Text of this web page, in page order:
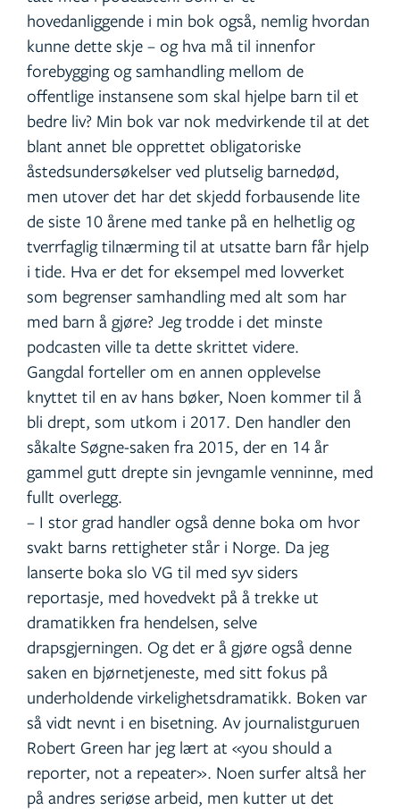
hovedanliggende i min bok også, nemlig hvordan
kunne dette skje – og hva må til innenfor
forebygging og samhandling mellom de
offentlige instansene som skal hjelpe barn til et
bedre liv? Min bok var nok medvirkende til at det
blant annet ble opprettet obligatoriske
åstedsundersøkelser ved plutselig barnedød,
men utover det har det skjedd forbausende lite
de siste 10 årene med tanke på en helhetlig og
tverrfaglig tilnærming til at utsatte barn får hjelp
i tide. Hva er det for eksempel med lovverket
som begrenser samhandling med alt som har
med barn å gjøre? Jeg trodde i det minste
podcasten ville ta dette skrittet videre.
Gangdal forteller om en annen opplevelse
knyttet til en av hans bøker, Noen kommer til å
bli drept, som utkom i 2017. Den handler den
såkalte Søgne-saken fra 2015, der en 14 år
gammel gutt drepte sin jevngamle venninne, med
fullt overlegg.
– I stor grad handler også denne boka om hvor
svakt barns rettigheter står i Norge. Da jeg
lanserte boka slo VG til med syv siders
reportasje, med hovedvekt på å trekke ut
dramatikken fra hendelsen, selve
drapsgjerningen. Og det er å gjøre også denne
saken en bjørnetjeneste, med sitt fokus på
underholdende virkelighetsdramatikk. Boken var
så vidt nevnt i en bisetning. Av journalistguruen
Robert Green har jeg lært at «you should a
reporter, not a repeater». Noen surfer altså her
på andres seriøse arbeid, men kutter ut det